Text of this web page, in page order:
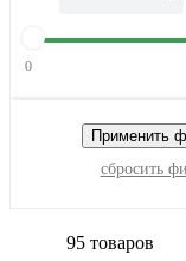
0
Применить
сбросить
95 товаров